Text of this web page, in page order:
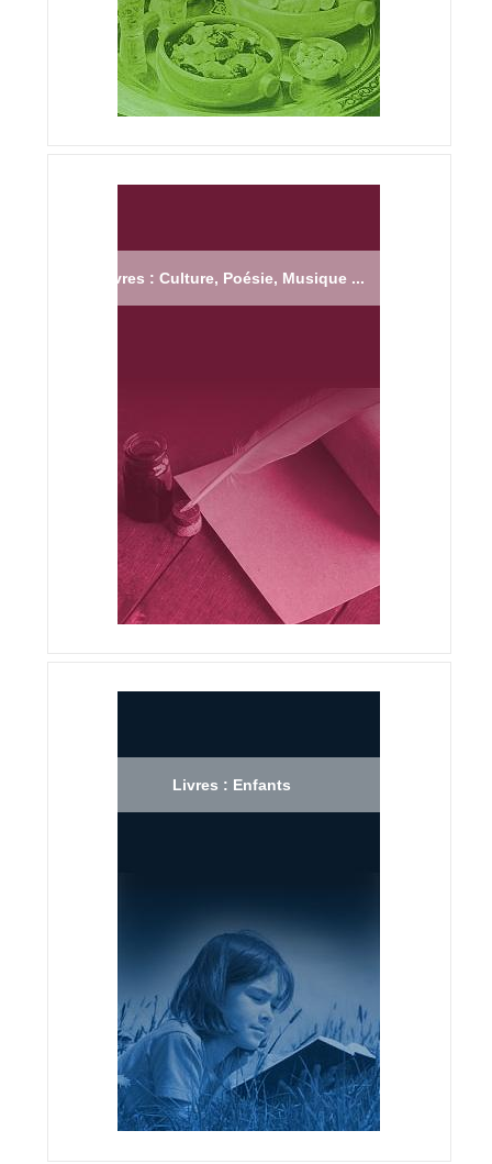
Livres : Culture, Poésie, Musique ...
Livres : Enfants